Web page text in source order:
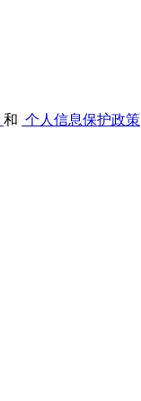
和 个人信息保护政策